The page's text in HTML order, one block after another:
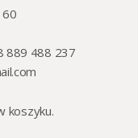
60
889 488 237
koszyku.